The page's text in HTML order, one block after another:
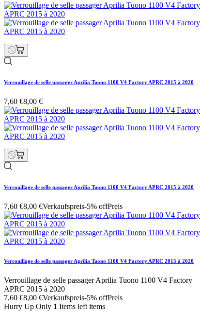
Verrouillage de selle passager Aprilia Tuono 1100 V4 Factory APRC 2015 à 2020
7,60 €8,00 €
Verrouillage de selle passager Aprilia Tuono 1100 V4 Factory APRC 2015 à 2020
7,60 €8,00 €Verkaufspreis-5% offPreis
Verrouillage de selle passager Aprilia Tuono 1100 V4 Factory APRC 2015 à 2020
Verrouillage de selle passager Aprilia Tuono 1100 V4 Factory
APRC 2015 à 2020
7,60 €8,00 €Verkaufspreis-5% offPreis
Hurry Up Only 1 Items left items